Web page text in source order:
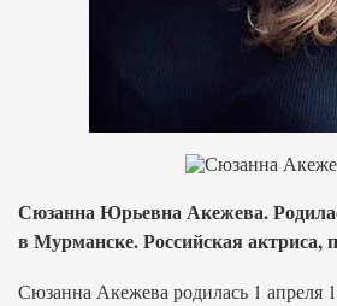
Сюзанна Юрьевна Акежева.
в Мурманске. Российская актриса,
Сюзанна Акежева родилась 1 апреля